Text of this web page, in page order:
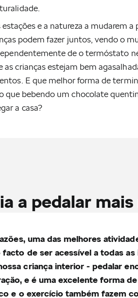
e a natureza a mudarem a
podem fazer juntos, vendo o
de o termóstato
crianças estejam bem
E que melhor forma de
que bebendo um chocolate
a casa?
a pedalar
uma das melhores
de ser acessível a todas as
criança interior - pedalar
e é uma excelente forma
e o exercício também fazem